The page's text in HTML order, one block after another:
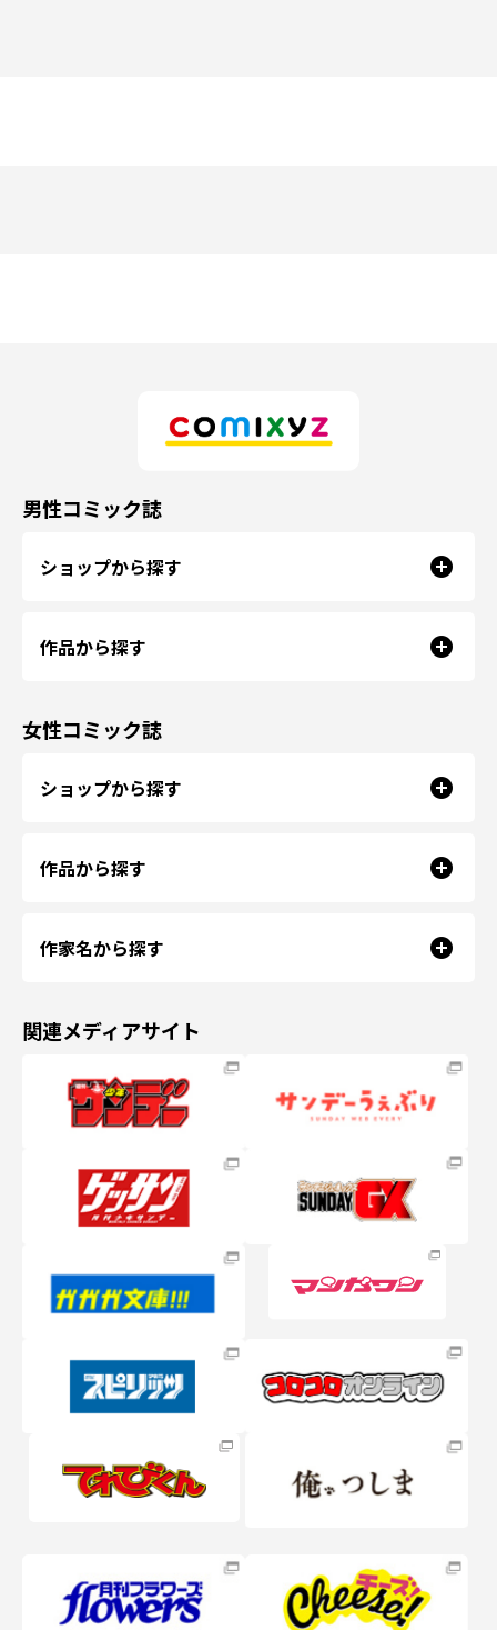
男性コミック誌
ショップから探す
作品から探す
女性コミック誌
ショップから探す
作品から探す
作家名から探す
関連メディアサイト